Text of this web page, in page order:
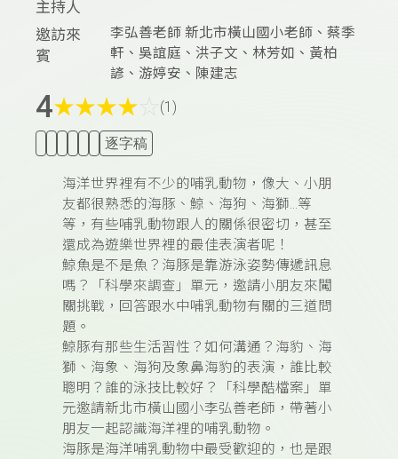
主持人
邀訪來
賓
李弘善老師 新北市橫山國小老師、蔡季
軒、吳誼庭、洪子文、林芳如、黃柏
諺、游婷安、陳建志
4★★★★ (1)
逐字稿
海洋世界裡有不少的哺乳動物，像大、小朋
友都很熟悉的海豚、鯨、海狗、海獅…等
等，有些哺乳動物跟人的關係很密切，甚至
還成為遊樂世界裡的最佳表演者呢！
鯨魚是不是魚？ 海豚是靠游泳姿勢傳遞訊息
嗎？「科學來調查」單元，邀請小朋友來闖
關挑戰，回答跟水中哺乳動物有關的三道問
題。
鯨豚有那些生活習性？如何溝通？ 海豹、海
獅、海象、海狗及象鼻海豹的表演，誰比較
聰明？誰的泳技比較好？「科學酷檔案」單
元邀請新北市橫山國小李弘善老師，帶著小
朋友一起認識海洋裡的哺乳動物。
海豚是海洋哺乳動物中最受歡迎的，也是跟